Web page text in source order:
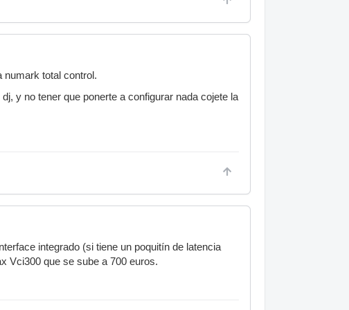
numark total control.
y no tener que ponerte a configurar nada cojete la
integrado (si tiene un poquitín de latencia
Vci300 que se sube a 700 euros.